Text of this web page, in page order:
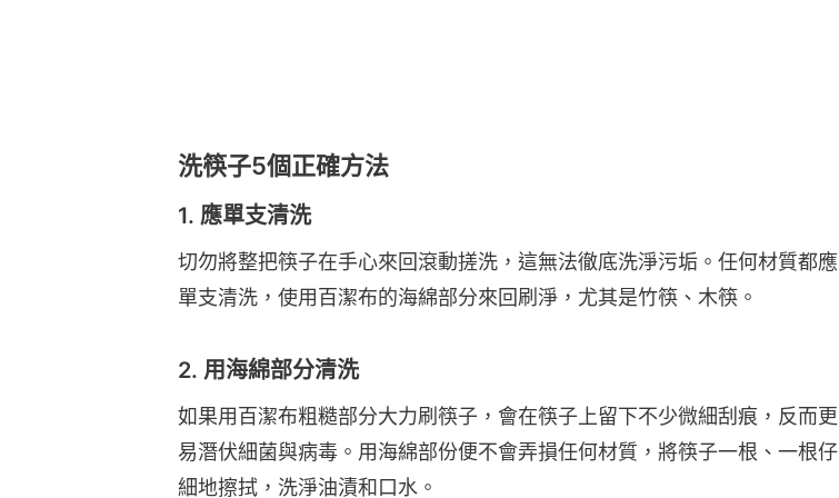
洗筷子5個正確方法
1. 應單支清洗
切勿將整把筷子在手心來回滾動搓洗，這無法徹底洗淨污垢。任何材質都應
單支清洗，使用百潔布的海綿部分來回刷淨，尤其是竹筷、木筷。
2. 用海綿部分清洗
如果用百潔布粗糙部分大力刷筷子，會在筷子上留下不少微細刮痕，反而更
易潛伏細菌與病毒。用海綿部份便不會弄損任何材質，將筷子一根、一根仔
細地擦拭，洗淨油漬和口水。